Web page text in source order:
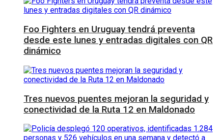
Foo Fighters en Uruguay tendrá preventa
desde este lunes y entradas digitales con QR
dinámico
Tres nuevos puentes mejoran la seguridad y
conectividad de la Ruta 12 en Maldonado